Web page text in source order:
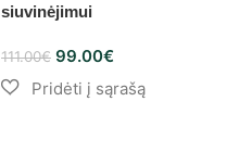
siuvinėjimui
111.00€ 99.00€